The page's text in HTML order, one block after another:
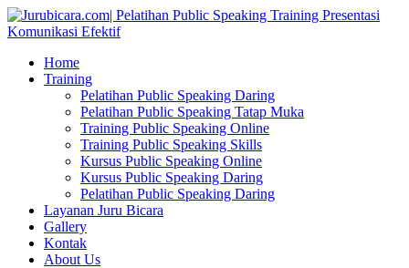
Home
Training
Pelatihan Public Speaking Daring
Pelatihan Public Speaking Tatap Muka
Training Public Speaking Online
Training Public Speaking Skills
Kursus Public Speaking Online
Kursus Public Speaking Daring
Pelatihan Public Speaking Daring
Layanan Juru Bicara
Gallery
Kontak
About Us